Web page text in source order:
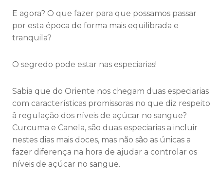
E agora? O que fazer para que possamos passar
por esta época de forma mais equilibrada e
tranquila?
O segredo pode estar nas especiarias!
Sabia que do Oriente nos chegam duas especiarias
com características promissoras no que diz respeito
â regulação dos níveis de açúcar no sangue?
Curcuma e Canela, são duas especiarias a incluir
nestes dias mais doces, mas não são as únicas a
fazer diferença na hora de ajudar a controlar os
níveis de açúcar no sangue.